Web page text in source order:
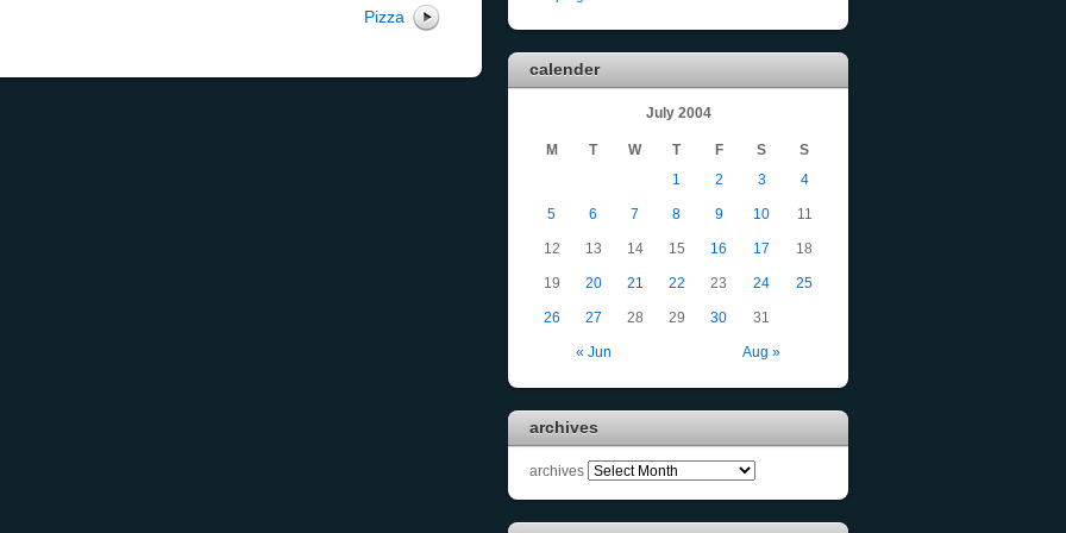
Pizza
calender
July 2004
M T W T F S S
« Jun Aug »
1 2 3 4
5 6 7 8 9 10 11
12 13 14 15 16 17 18
19 20 21 22 23 24 25
26 27 28 29 30 31
archives
archives